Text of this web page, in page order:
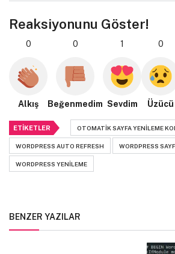
Reaksiyonunu Göster!
0
Alkış
0
Beğenmedim
1
Sevdim
0
Üzücü
ETIKETLER OTOMATIK SAYFA YENILEME
WORDPRESS AUTO REFRESH WORDPRESS
WORDPRESS YENILEME
BENZER YAZILAR